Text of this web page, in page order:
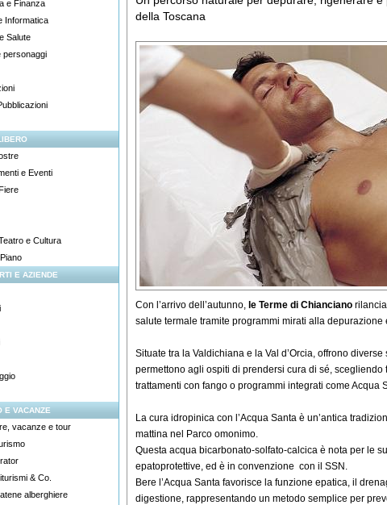
e Finanza
Informatica
Salute
personaggi
e Eventi
e Cultura
E AZIENDE
E VACANZE
vacanze e tour
& Co.
alberghiere
della Toscana
Con l’arrivo dell’autunno, le Terme di Chianciano
salute termale tramite programmi mirati alla
Situate tra la Valdichiana e la Val d’Orcia, offrono
permettono agli ospiti di prendersi cura di sé,
trattamenti con fango o programmi integrati come Acqua
La cura idropinica con l’Acqua Santa è un’antica
mattina nel Parco omonimo.
Questa acqua bicarbonato-solfato-calcica è nota per le
epatoprotettive, ed è in convenzione con il SSN.
Bere l’Acqua Santa favorisce la funzione epatica, il
digestione, rappresentando un metodo semplice per